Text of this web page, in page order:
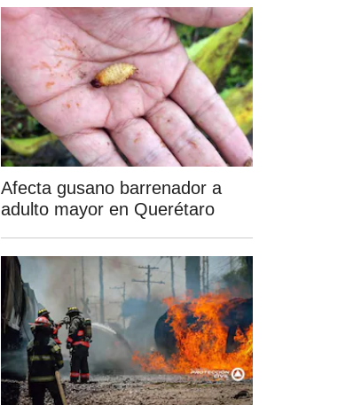
Afecta gusano barrenador a
adulto mayor en Querétaro